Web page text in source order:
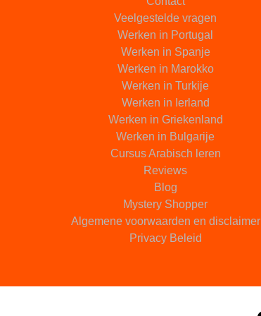
Veelgestelde vragen
Werken in Portugal
Werken in Spanje
Werken in Marokko
Werken in Turkije
Werken in Ierland
Werken in Griekenland
Werken in Bulgarije
Cursus Arabisch leren
Reviews
Blog
Mystery Shopper
Algemene voorwaarden en disclaimer
Privacy Beleid